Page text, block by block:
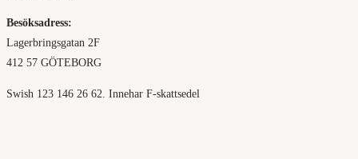
Besöksadress:
Lagerbringsgatan 2F
412 57 GÖTEBORG
Swish 123 146 26 62. Innehar F-skattsedel